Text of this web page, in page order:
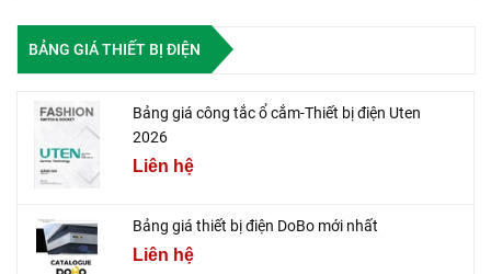
BẢNG GIÁ THIẾT BỊ ĐIỆN
Bảng giá công tắc ổ cắm-Thiết bị điện Uten
2026
Liên hệ
Bảng giá thiết bị điện DoBo mới nhất
Liên hệ